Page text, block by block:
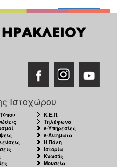
Ιστοχώρου
Κ.Ε.Π.
Τηλέφωνα
e-Υπηρεσίες
e-Αιτήματα
Η Πόλη
Ιστορία
Κνωσός
Μουσεία